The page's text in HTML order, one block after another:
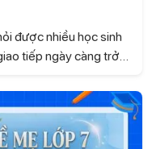
được nhiều học sinh
tiếp ngày càng trở
góp phần xây dựng
nhiều kỹ năng cần
bài viết dưới đây.